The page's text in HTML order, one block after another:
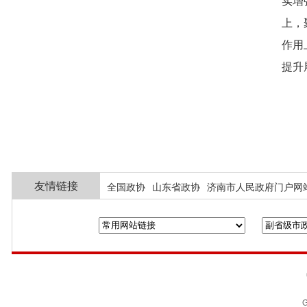
上，
作用
提升
友情链接 全国政协 山东省政协 济南市人民政府门户网